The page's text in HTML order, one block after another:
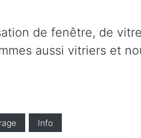
de fenêtre, de
aussi vitriers et
Info